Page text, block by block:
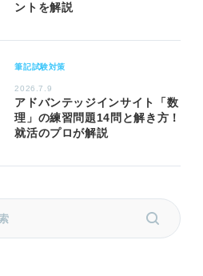
ントを解説
筆記試験対策
2026.7.9
アドバンテッジインサイト「数
理」の練習問題14問と解き方！
就活のプロが解説